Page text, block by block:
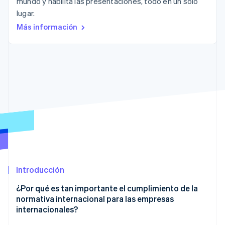
Radar
Constitución de una startup
Mirar ahora
lugar.
Más información
Introducción
¿Por qué es tan importante el cumplimiento de la
normativa internacional para las empresas
internacionales?